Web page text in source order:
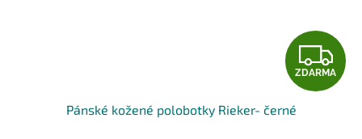
Z
D
ZDARMA
Pánské kožené polobotky Rieker- černé